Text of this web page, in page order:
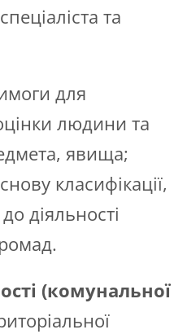
та
для
людини та
явища;
класифікації,
діяльності
(комунальної